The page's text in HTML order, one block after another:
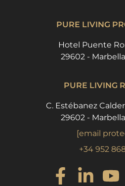
PURE LIVING
Hotel Puente
29602 -
PURE LIVING
C. Estébanez
29602 -
[email
+34 952